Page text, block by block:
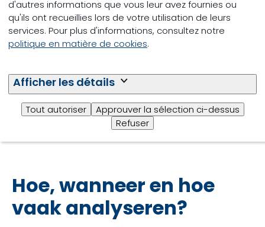
d'autres informations que vous leur avez fournies ou
qu'ils ont recueillies lors de votre utilisation de leurs
services. Pour plus d'informations, consultez notre
politique en matière de cookies.
Afficher les détails
Tout autoriser
Approuver la sélection ci-dessus
Refuser
van de samenstelling van een gras- en maiskuil of
losse grondstoffen zoals soja en raap. Daarmee
beschikt u snel over een volledige uitslag en kunt u
direct met de nieuwe getallen rekenen. Hieronder
downloaden.
Download analyseresultaat NOA
Hoe, wanneer en hoe
vaak analyseren?